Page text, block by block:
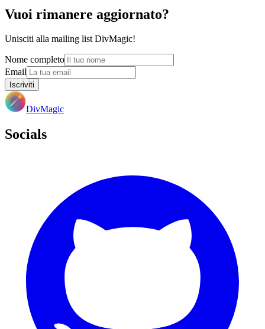
Vuoi rimanere aggiornato?
Unisciti alla mailing list DivMagic!
Nome completo
Email
Iscriviti
DivMagic
Socials